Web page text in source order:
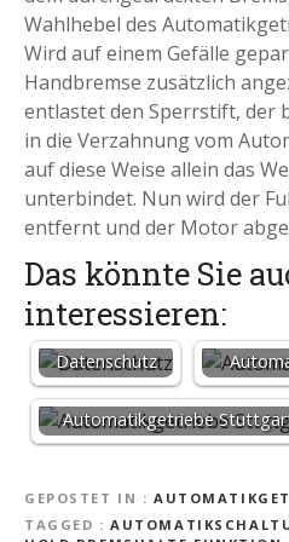
Wahlhebel des
Wird auf einem Gefälle
Handbremse zusätzlich
entlastet den Sperrstift, der
in die Verzahnung vom
auf diese Weise allein das
unterbindet. Nun wird der
entfernt und der Motor
Das könnte Sie
interessieren:
Datenschutz
Automatikgetriebe
GEPOSTET IN
TAGGED